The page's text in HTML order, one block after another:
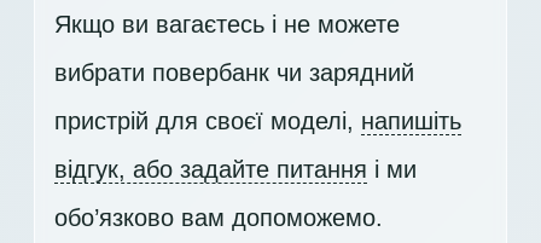
Якщо ви вагаєтесь і не можете
вибрати повербанк чи зарядний
пристрій для своєї моделі, напишіть
відгук, або задайте питання і ми
обо’язково вам допоможемо.